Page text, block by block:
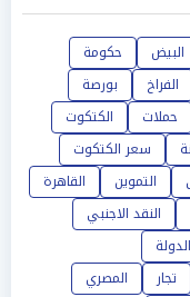
البيض
حكومة
الفراخ
بورصة
حملات
الكتكوت
سعر الكتكوت
التموين
القاهرة
النقد الاجنبي
الدولة
تجار
المصري